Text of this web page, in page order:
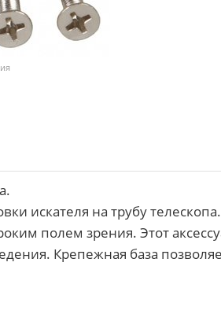
искателя на трубу
полем зрения. Этот
Крепежная база